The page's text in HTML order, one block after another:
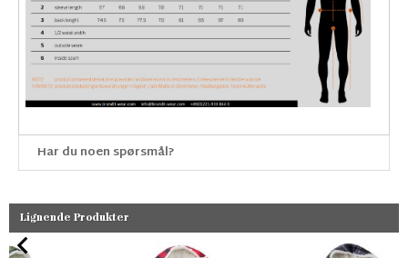
Har du noen spørsmål?
Lignende Produkter